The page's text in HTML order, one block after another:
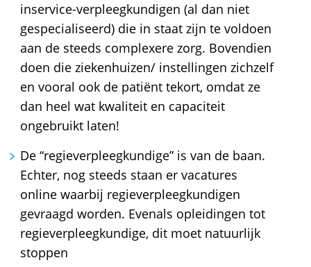
inservice-verpleegkundigen (al dan niet
gespecialiseerd) die in staat zijn te voldoen
aan de steeds complexere zorg. Bovendien
doen die ziekenhuizen/ instellingen zichzelf
en vooral ook de patiënt tekort, omdat ze
dan heel wat kwaliteit en capaciteit
ongebruikt laten!
De “regieverpleegkundige” is van de baan.
Echter, nog steeds staan er vacatures
online waarbij regieverpleegkundigen
gevraagd worden. Evenals opleidingen tot
regieverpleegkundige, dit moet natuurlijk
stoppen